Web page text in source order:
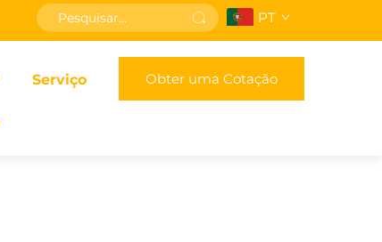
PT
Serviço Obter uma Cotação